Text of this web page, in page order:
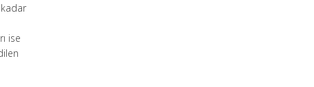
ise